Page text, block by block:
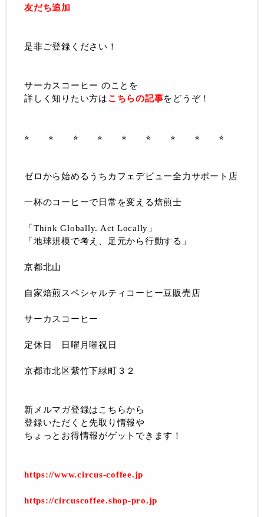
友だち追加
是非ご登録ください！
サーカスコーヒー のことを
詳しく知りたい方はこちらの記事をどうぞ！
⭐︎ ⭐︎ ⭐︎ ⭐︎ ⭐︎ ⭐︎ ⭐︎ ⭐︎ ⭐︎
ゼロから始めるうちカフェデビュー全力サポート店
一杯のコーヒーで日常を変える焙煎士
「Think Globally. Act Locally」
「地球規模で考え、足元から行動する」
京都北山
自家焙煎スペシャルティコーヒー豆販売店
サーカスコーヒー
定休日 日曜月曜祝日
京都市北区紫竹下緑町３２
新メルマガ登録はこちらから
登録いただくと先取り情報や
ちょっとお得情報がゲットできます！
https://www.circus-coffee.jp
https://circuscoffee.shop-pro.jp